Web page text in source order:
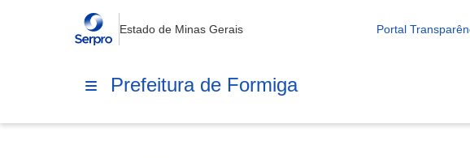
Estado de Minas Gerais Portal
Prefeitura de Formiga